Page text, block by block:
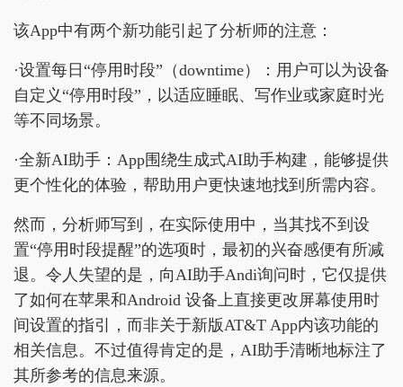
该App中有两个新功能引起了分析师的注意：
·设置每日“停用时段”（downtime）：用户可以为设备
自定义“停用时段”，以适应睡眠、写作业或家庭时光
等不同场景。
·全新AI助手：App围绕生成式AI助手构建，能够提供
更个性化的体验，帮助用户更快速地找到所需内容。
然而，分析师写到，在实际使用中，当其找不到设
置“停用时段提醒”的选项时，最初的兴奋感便有所减
退。令人失望的是，向AI助手Andi询问时，它仅提供
了如何在苹果和Android 设备上直接更改屏幕使用时
间设置的指引，而非关于新版AT&T App内该功能的
相关信息。不过值得肯定的是，AI助手清晰地标注了
其所参考的信息来源。